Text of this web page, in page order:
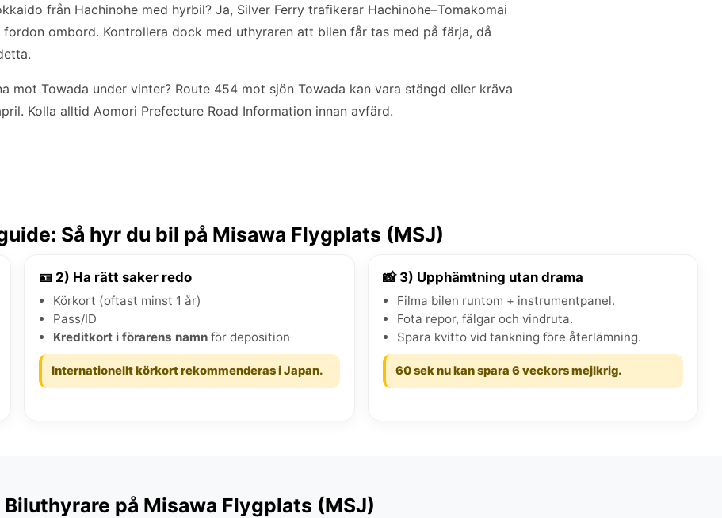
från Hachinohe med hyrbil? Ja, Silver Ferry trafikerar Hachinohe–Tomakomai
ombord. Kontrollera dock med uthyraren att bilen får tas med på färja, då
mot Towada under vinter? Route 454 mot sjön Towada kan vara stängd eller kräva
Kolla alltid Aomori Prefecture Road Information innan avfärd.
Så hyr du bil på Misawa Flygplats (MSJ)
🪪 2) Ha rätt saker redo
Körkort (oftast minst 1 år)
Pass/ID
Kreditkort i förarens namn för deposition
Internationellt körkort rekommenderas i Japan.
📸 3) Upphämtning utan drama
Filma bilen runtom + instrumentpanel.
Fota repor, fälgar och vindruta.
Spara kvitto vid tankning före återlämning.
60 sek nu kan spara 6 veckors mejlkrig.
Biluthyrare på Misawa Flygplats (MSJ)